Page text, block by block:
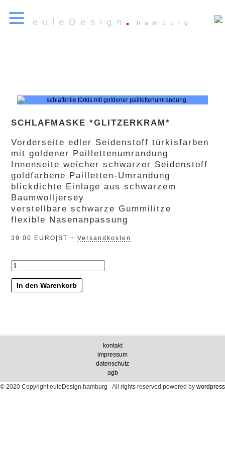
euleDesign hamburg
SCHLAFMASKE *GLITZERKRAM*
Vorderseite edler Seidenstoff türkisfarben
mit goldener Paillettenumrandung
Innenseite weicher schwarzer Seidenstoff
goldfarbene Pailletten-Umrandung
blickdichte Einlage aus schwarzem
Baumwolljersey
verstellbare schwarze Gummilitze
flexible Nasenanpassung
39.00 EURO|ST +Versandkosten
Menge
In den Warenkorb
kontakt
impressum
datenschutz
agb
© 2020 Copyright euleDesign.hamburg - All rights reserved powered by wordpress